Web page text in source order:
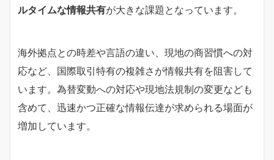
ルタイムな情報共有が大きな課題となっています。
海外拠点との時差や言語の違い、現地の商習慣への対
応など、国際取引特有の複雑さが情報共有を阻害して
います。為替変動への対応や現地法規制の変更なども
含めて、迅速かつ正確な情報伝達が求められる場面が
増加しています。